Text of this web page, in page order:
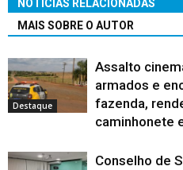
NOTÍCIAS RELACIONADAS
MAIS SOBRE O AUTOR
Destaque
Assalto
armados e
fazenda,
caminhonete
Conselho de